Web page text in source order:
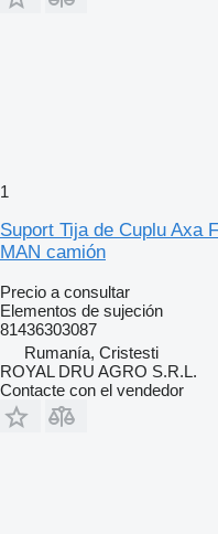
1
Suport Tija de Cuplu Axa
MAN camión
Precio a consultar
Elementos de sujeción
81436303087
Rumanía, Cristesti
ROYAL DRU AGRO S.R.L.
Contacte con el vendedor